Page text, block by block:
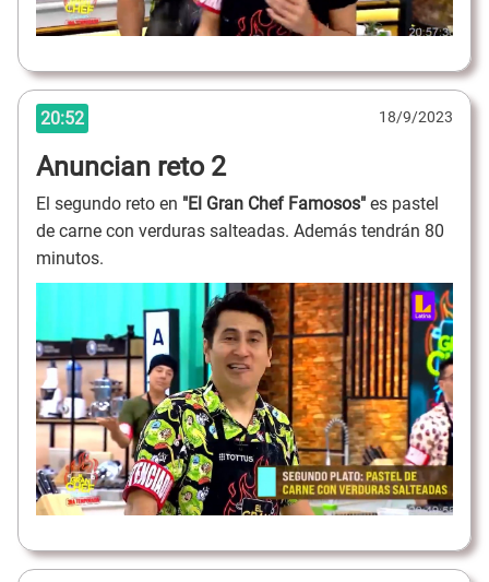
20:52 18/9/2023
Anuncian reto 2
El segundo reto en "El Gran Chef Famosos" es pastel
de carne con verduras salteadas. Además tendrán 80
minutos.